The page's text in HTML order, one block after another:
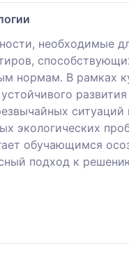
необходимые
нормам. В рамках
экологических
обучающимся
подход к